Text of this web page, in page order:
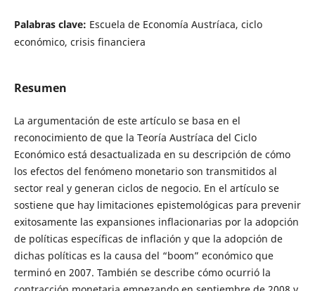
Palabras clave: Escuela de Economía Austríaca, ciclo
económico, crisis financiera
Resumen
La argumentación de este artículo se basa en el
reconocimiento de que la Teoría Austríaca del Ciclo
Económico está desactualizada en su descripción de cómo
los efectos del fenómeno monetario son transmitidos al
sector real y generan ciclos de negocio. En el artículo se
sostiene que hay limitaciones epistemológicas para prevenir
exitosamente las expansiones inflacionarias por la adopción
de políticas específicas de inflación y que la adopción de
dichas políticas es la causa del “boom” económico que
terminó en 2007. También se describe cómo ocurrió la